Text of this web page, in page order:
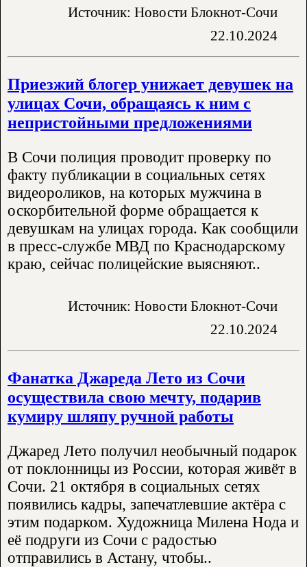
Источник: Новости Блокнот-Сочи
22.10.2024
Приезжий блогер унижает девушек на
улицах Сочи, обращаясь к ним с
непристойными предложениями
В Сочи полиция проводит проверку по
факту публикации в социальных сетях
видеороликов, на которых мужчина в
оскорбительной форме обращается к
девушкам на улицах города. Как сообщили
в пресс-службе МВД по Краснодарскому
краю, сейчас полицейские выясняют..
Источник: Новости Блокнот-Сочи
22.10.2024
Фанатка Джареда Лето из Сочи
осуществила свою мечту, подарив
кумиру шляпу ручной работы
Джаред Лето получил необычный подарок
от поклонницы из России, которая живёт в
Сочи. 21 октября в социальных сетях
появились кадры, запечатлевшие актёра с
этим подарком. Художница Милена Нода и
её подруги из Сочи с радостью
отправились в Астану, чтобы..